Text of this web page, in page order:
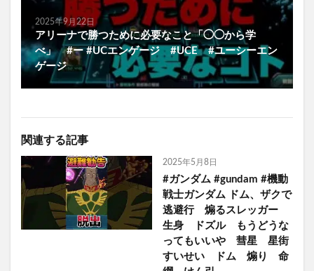
2025年9月22日
アリーナで勝つために必要なこと「◯◯から学
べ」 #ー #UCエンゲージ #UCE #ユーシーエン
ゲージ
関連する記事
2025年5月8日
#ガンダム #gundam #機動
戦士ガンダム ドム、ザクで
逃避行 煽るスレッガー
生身 ドズル もうどうな
ってもいいや 彗星 星街
すいせい ドム 煽り 命